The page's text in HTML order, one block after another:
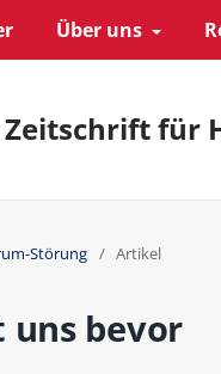
Über uns
Zeitschrift für
Störung / Artikel
uns bevor